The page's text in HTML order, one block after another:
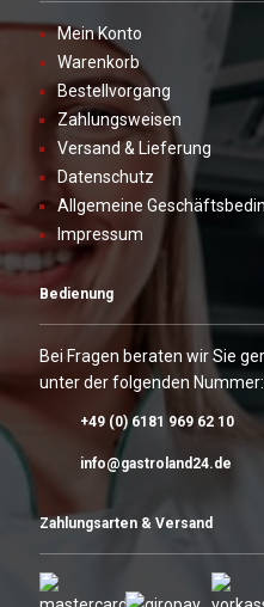
Mein Konto
Warenkorb
Bestellvorgang
Zahlungsweisen
Versand & Lieferung
Datenschutz
Allgemeine
Impressum
Bedienung
Bei Fragen beraten wir Sie
unter der folgenden Nummer:
+49 (0) 6181 969 62 10
info@gastroland24.de
Zahlungsarten & Versand